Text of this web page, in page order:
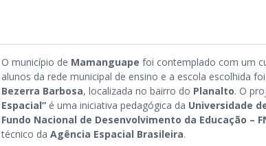
O município de Mamanguape foi contemplado com um
alunos da rede municipal de ensino e a escola escolhida
Bezerra Barbosa, localizada no bairro do Planalto. O
Espacial” é uma iniciativa pedagógica da Universidade
Fundo Nacional de Desenvolvimento da Educação –
técnico da Agência Espacial Brasileira.